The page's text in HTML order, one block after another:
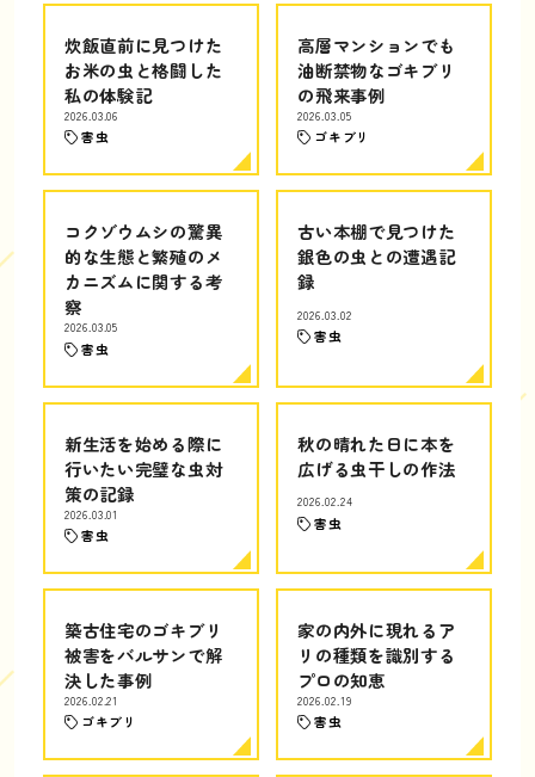
炊飯直前に見つけた
お米の虫と格闘した
私の体験記
2026.03.06
害虫
高層マンションでも
油断禁物なゴキブリ
の飛来事例
2026.03.05
ゴキブリ
コクゾウムシの驚異
的な生態と繁殖のメ
カニズムに関する考
察
2026.03.05
害虫
古い本棚で見つけた
銀色の虫との遭遇記
録
2026.03.02
害虫
新生活を始める際に
行いたい完璧な虫対
策の記録
2026.03.01
害虫
秋の晴れた日に本を
広げる虫干しの作法
2026.02.24
害虫
築古住宅のゴキブリ
被害をバルサンで解
決した事例
2026.02.21
ゴキブリ
家の内外に現れるア
リの種類を識別する
プロの知恵
2026.02.19
害虫